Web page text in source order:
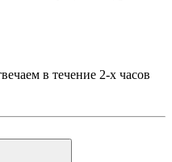
в течение 2-х часов